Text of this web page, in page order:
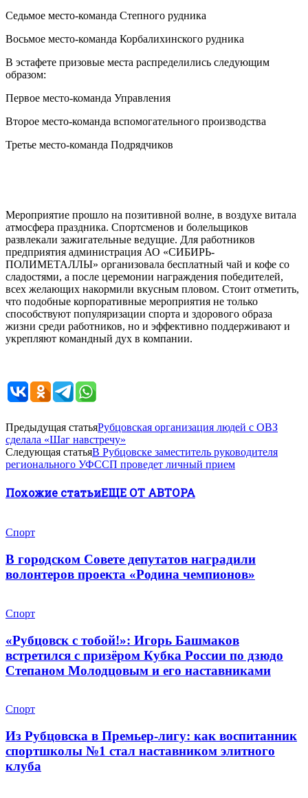
Седьмое место-команда Степного рудника
Восьмое место-команда Корбалихинского рудника
В эстафете призовые места распределились следующим
образом:
Первое место-команда Управления
Второе место-команда вспомогательного производства
Третье место-команда Подрядчиков
Мероприятие прошло на позитивной волне, в воздухе витала
атмосфера праздника. Спортсменов и болельщиков
развлекали зажигательные ведущие. Для работников
предприятия администрация АО «СИБИРЬ-
ПОЛИМЕТАЛЛЫ» организовала бесплатный чай и кофе со
сладостями, а после церемонии награждения победителей,
всех желающих накормили вкусным пловом. Стоит отметить,
что подобные корпоративные мероприятия не только
способствуют популяризации спорта и здорового образа
жизни среди работников, но и эффективно поддерживают и
укрепляют командный дух в компании.
Предыдущая статьяРубцовская организация людей с ОВЗ
сделала «Шаг навстречу»
Следующая статьяВ Рубцовске заместитель руководителя
регионального УФССП проведет личный прием
Похожие статьиЕЩЕ ОТ АВТОРА
Спорт
В городском Совете депутатов наградили
волонтеров проекта «Родина чемпионов»
Спорт
«Рубцовск с тобой!»: Игорь Башмаков
встретился с призёром Кубка России по дзюдо
Степаном Молодцовым и его наставниками
Спорт
Из Рубцовска в Премьер-лигу: как воспитанник
спортшколы №1 стал наставником элитного
клуба